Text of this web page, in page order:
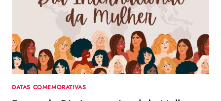
DATAS COMEMORATIVAS